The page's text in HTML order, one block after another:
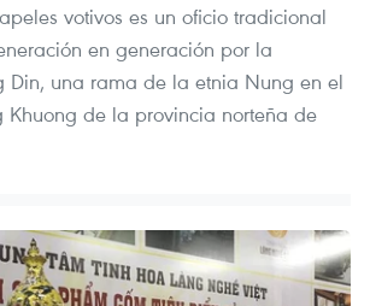
votivos es un oficio tradicional
en generación por la
Din, una rama de la etnia Nung en el
Khuong de la provincia norteña de